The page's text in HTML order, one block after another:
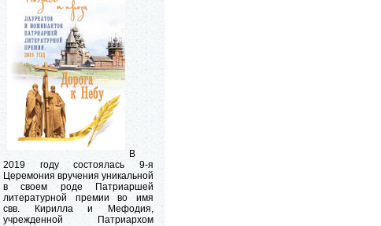
В
2019 году состоялась 9-я
Церемония вручения уникальной
в своем роде Патриаршей
литературной премии во имя
свв. Кирилла и Мефодия,
учрежденной Патриархом